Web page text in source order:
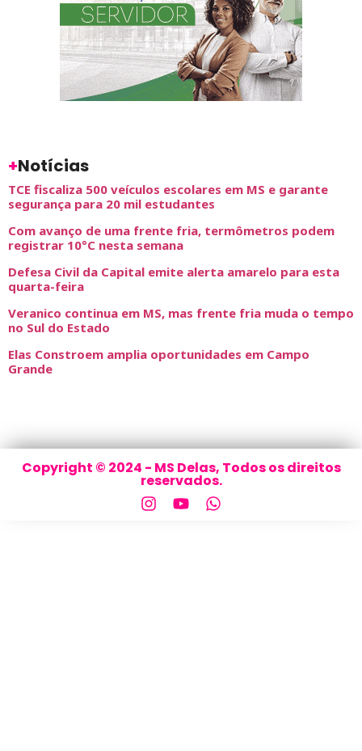
+Notícias
TCE fiscaliza 500 veículos escolares em MS e garante
segurança para 20 mil estudantes
Com avanço de uma frente fria, termômetros podem
registrar 10°C nesta semana
Defesa Civil da Capital emite alerta amarelo para esta
quarta-feira
Veranico continua em MS, mas frente fria muda o tempo
no Sul do Estado
Elas Constroem amplia oportunidades em Campo
Grande
Copyright © 2024 - MS Delas, Todos os direitos
reservados.